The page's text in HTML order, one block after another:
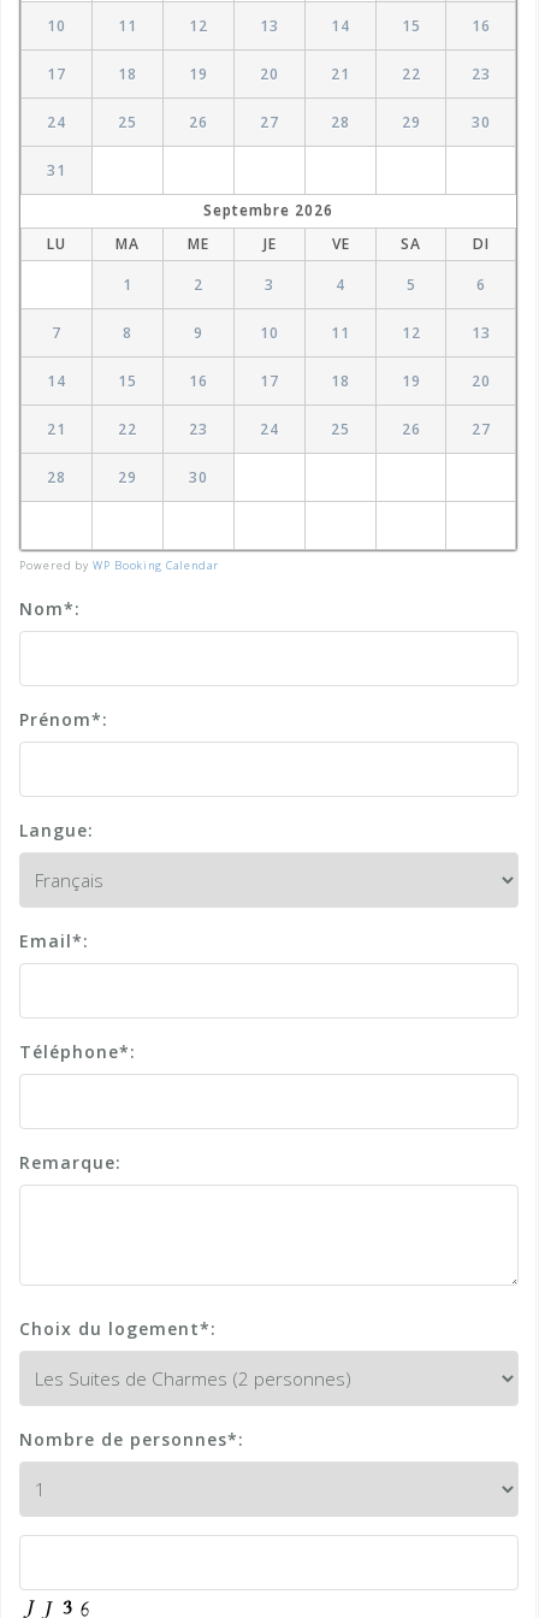
10 11 12 13 14 15 16
17 18 19 20 21 22 23
24 25 26 27 28 29 30
31
Septembre 2026
LU
MA ME JE VE SA
DI
1
2 3 4 5 6
7 8 9 10 11 12 13
14 15 16 17 18 19 20
21 22 23 24 25 26 27
28 29 30
Powered by WP Booking Calendar
Nom*:
Prénom*:
Langue:
Email*:
Téléphone*:
Remarque:
Choix du logement*:
Nombre de personnes*: